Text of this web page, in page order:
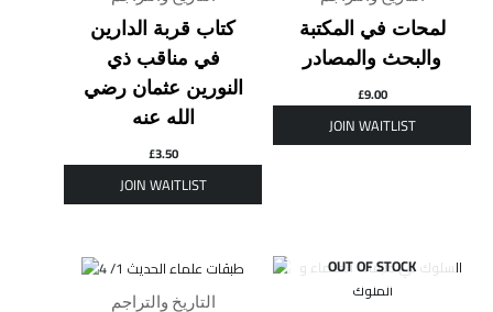
كتاب قربة الدارين
في مناقب ذي
النورين عثمان رضي
الله عنه
£3.50
لمحات في المكتبة
والبحث والمصادر
£9.00
التاريخ والتراجم
OUT OF STOCK